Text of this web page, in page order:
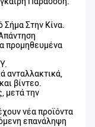
Σήμα Στην Κίνα.
προμηθευμένα
ανταλλακτικά,
βίντεο.
μετά την
νέα προϊόντα
επανάληψη